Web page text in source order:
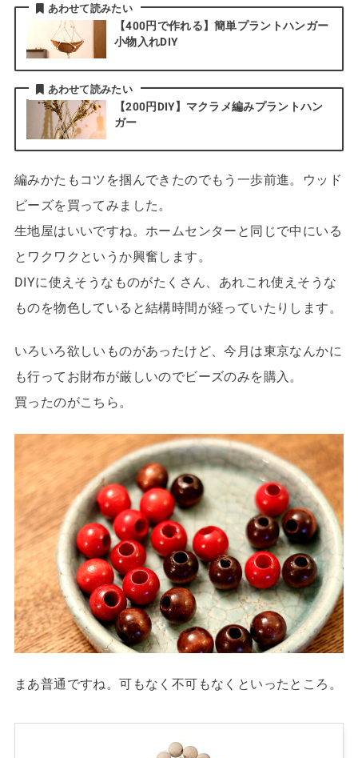
【400円で作れる】簡単プラントハンガー
小物入れDIY
あわせて読みたい
【200円DIY】マクラメ編みプラントハン
ガー
あわせて読みたい
編みかたもコツを掴んできたのでもう一歩前進。ウッド
ビーズを買ってみました。
生地屋はいいですね。ホームセンターと同じで中にいる
とワクワクというか興奮します。
DIYに使えそうなものがたくさん、あれこれ使えそうな
ものを物色していると結構時間が経っていたりします。
いろいろ欲しいものがあったけど、今月は東京なんかに
も行ってお財布が厳しいのでビーズのみを購入。
買ったのがこちら。
まあ普通ですね。可もなく不可もなくといったところ。